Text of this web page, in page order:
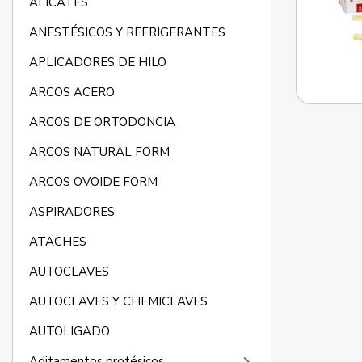
ANESTÉSICOS Y REFRIGERANTES
APLICADORES DE HILO
ARCOS ACERO
ARCOS DE ORTODONCIA
ARCOS NATURAL FORM
ARCOS OVOIDE FORM
ASPIRADORES
ATACHES
AUTOCLAVES
AUTOCLAVES Y CHEMICLAVES
AUTOLIGADO